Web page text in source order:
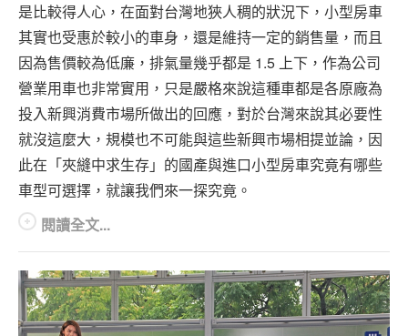
是比較得人心，在面對台灣地狹人稠的狀況下，小型房車
其實也受惠於較小的車身，還是維持一定的銷售量，而且
因為售價較為低廉，排氣量幾乎都是 1.5 上下，作為公司
營業用車也非常實用，只是嚴格來說這種車都是各原廠為
投入新興消費市場所做出的回應，對於台灣來說其必要性
就沒這麼大，規模也不可能與這些新興市場相提並論，因
此在「夾縫中求生存」的國產與進口小型房車究竟有哪些
車型可選擇，就讓我們來一探究竟。
閱讀全文...